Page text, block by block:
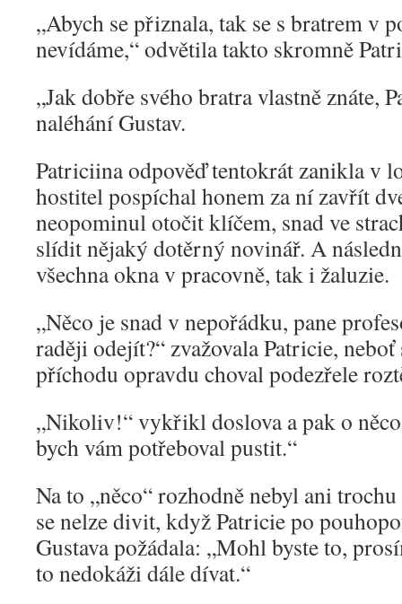
„Abych se přiznala, tak se s bratrem v
nevídáme,“ odvětila takto skromně
„Jak dobře svého bratra vlastně znáte,
naléhání Gustav.
Patriciina odpověď tentokrát zanikla v
hostitel pospíchal honem za ní zavřít
neopominul otočit klíčem, snad ve
slídit nějaký dotěrný novinář. A
všechna okna v pracovně, tak i žaluzie.
„Něco je snad v nepořádku, pane
raději odejít?“ zvažovala Patricie,
příchodu opravdu choval podezřele
„Nikoliv!“ vykřikl doslova a pak o
bych vám potřeboval pustit.“
Na to „něco“ rozhodně nebyl ani
se nelze divit, když Patricie po
Gustava požádala: „Mohl byste to,
to nedokáži dále dívat.“